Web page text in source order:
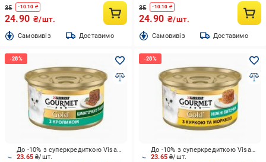
35 -10.10 ₴
24.90 ₴/шт.
Cамовивіз Доставимо
35 -10.10 ₴
24.90 ₴/шт.
Cамовивіз Доставимо
23.65₴/шт.
До -10% з суперкредиткою Visa Вигода
23.65₴/шт.
До -10% з суперкредиткою Visa Вигода